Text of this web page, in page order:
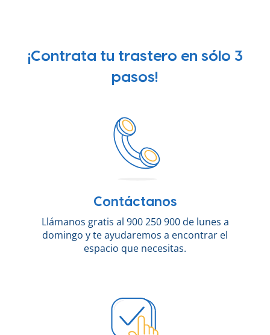
¡Contrata tu trastero en sólo 3
pasos!
Contáctanos
Llámanos gratis al 900 250 900 de lunes a
domingo y te ayudaremos a encontrar el
espacio que necesitas.